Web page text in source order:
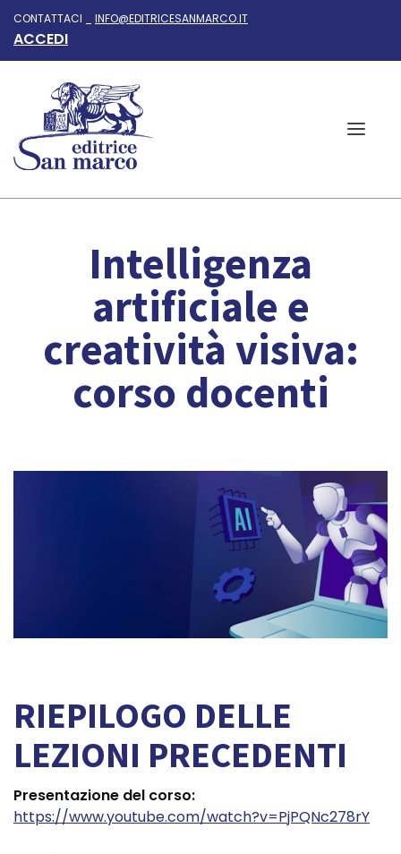
CONTATTACI _ INFO@EDITRICESANMARCO.IT
ACCEDI
Intelligenza
artificiale e
creatività visiva:
corso docenti
RIEPILOGO DELLE
LEZIONI PRECEDENTI
Presentazione del corso:
https://www.youtube.com/watch?v=PjPQNc278rY